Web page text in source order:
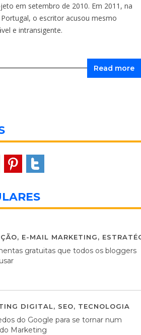
em setembro de 2010. Em 2011, na
o escritor acusou mesmo
e intransigente.
Read more
, E-MAIL MARKETING,
gratuitas que todos os bloggers
DIGITAL, SEO, TECNOLOGIA
do Google para se tornar num
Marketing